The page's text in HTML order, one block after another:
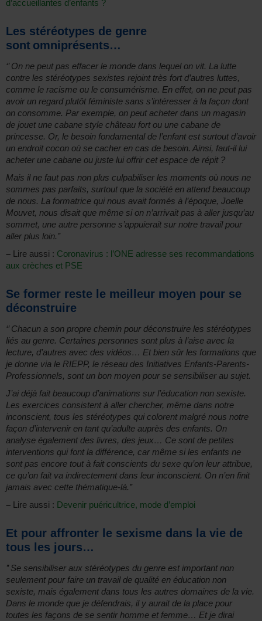
d’accueillantes d’enfants ?
Les stéréotypes de genre
sont omniprésents…
‘’ On ne peut pas effacer le monde dans lequel on vit. La lutte
contre les stéréotypes sexistes rejoint très fort d’autres luttes,
comme le racisme ou le consumérisme. En effet, on ne peut pas
avoir un regard plutôt féministe sans s’intéresser à la façon dont
on consomme. Par exemple, on peut acheter dans un magasin
de jouet une cabane style château fort ou une cabane de
princesse. Or, le besoin fondamental de l’enfant est surtout d’avoir
un endroit cocon où se cacher en cas de besoin. Ainsi, faut-il lui
acheter une cabane ou juste lui offrir cet espace de répit ?
Mais il ne faut pas non plus culpabiliser les moments où nous ne
sommes pas parfaits, surtout que la société en attend beaucoup
de nous. La formatrice qui nous avait formés à l’époque, Joelle
Mouvet, nous disait que même si on n’arrivait pas à aller jusqu’au
sommet, une autre personne s’appuierait sur notre travail pour
aller plus loin.’’
– Lire aussi : Coronavirus : l’ONE adresse ses recommandations
aux crèches et PSE
Se former reste le meilleur moyen pour se
déconstruire
‘’ Chacun a son propre chemin pour déconstruire les stéréotypes
liés au genre. Certaines personnes sont plus à l’aise avec la
lecture, d’autres avec des vidéos… Et bien sûr les formations que
je donne via le RIEPP, le réseau des Initiatives Enfants-Parents-
Professionnels, sont un bon moyen pour se sensibiliser au sujet.
J’ai déjà fait beaucoup d’animations sur l’éducation non sexiste.
Les exercices consistent à aller chercher, même dans notre
inconscient, tous les stéréotypes qui colorent malgré nous notre
façon d’intervenir en tant qu’adulte auprès des enfants. On
analyse également des livres, des jeux… Ce sont de petites
interventions qui font la différence, car même si les enfants ne
sont pas encore tout à fait conscients du sexe qu’on leur attribue,
ce qu’on fait va indirectement dans leur inconscient. On n’en finit
jamais avec cette thématique-là.’’
– Lire aussi : Devenir puéricultrice, mode d’emploi
Et pour affronter le sexisme dans la vie de
tous les jours…
’’ Se sensibiliser aux stéréotypes du genre est important non
seulement pour faire un travail de qualité en éducation non
sexiste, mais également dans tous les autres domaines de la vie.
Dans le monde que je défendrais, il y aurait de la place pour
toutes les façons de se sentir homme et femme… Et je dirai